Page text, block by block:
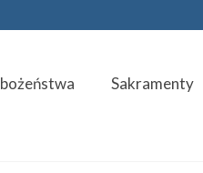
Sakramenty